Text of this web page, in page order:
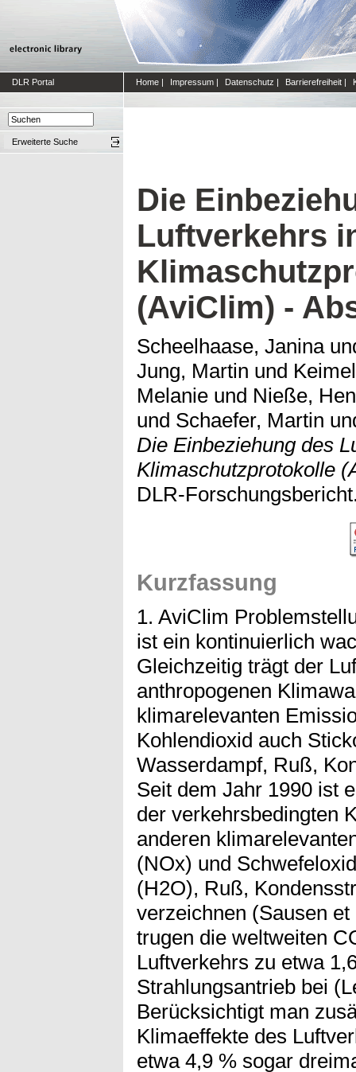
DLR Portal Home | Impressum | Datenschutz | Barrierefreiheit |
Erweiterte Suche
Die
Luftverkehrs
(AviClim) -
Scheelhaase, Janina
Jung, Martin und
Melanie und Nieße,
und Schaefer, Martin
Die Einbeziehung des
Klimaschutzprotokolle
DLR-
Kurzfassung
1. AviClim
ist ein kontinuierlich
Gleichzeitig trägt der
anthropogenen
klimarelevanten
Kohlendioxid auch
Wasserdampf, Ruß,
Seit dem Jahr 1990 ist
der verkehrsbedingten
anderen
(NOx) und
(H2O), Ruß,
verzeichnen (Sausen
trugen die weltweiten
Luftverkehrs zu etwa
Strahlungsantrieb bei
Berücksichtigt man
Klimaeffekte des
etwa 4,9 % sogar